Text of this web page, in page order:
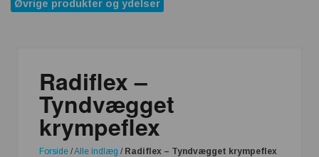
Øvrige produkter og ydelser
Radiflex –
Tyndvægget
krympeflex
Forside /Alle indlæg / Radiflex – Tyndvægget krympeflex